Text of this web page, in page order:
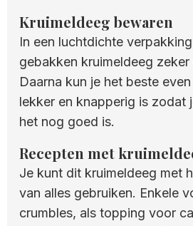
Kruimeldeeg bewaren
In een luchtdichte
gebakken kruimeldeeg
Daarna kun je het beste
lekker en knapperig is zodat
het nog goed is.
Recepten met
Je kunt dit kruimeldeeg met
van alles gebruiken. Enkele
crumbles, als topping voor